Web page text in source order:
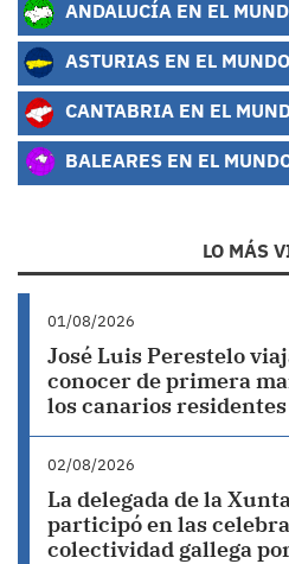
ANDALUCÍA EN EL
ASTURIAS EN EL MUNDO
CANTABRIA EN EL
BALEARES EN EL
LO MÁS
01/08/2026
José Luis Perestelo
conocer de primera
los canarios
02/08/2026
La delegada de la
participó en las
colectividad gallega